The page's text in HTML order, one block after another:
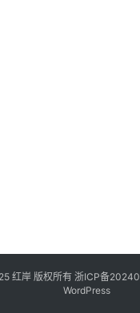
红岸 版权所有 浙ICP备
WordPress